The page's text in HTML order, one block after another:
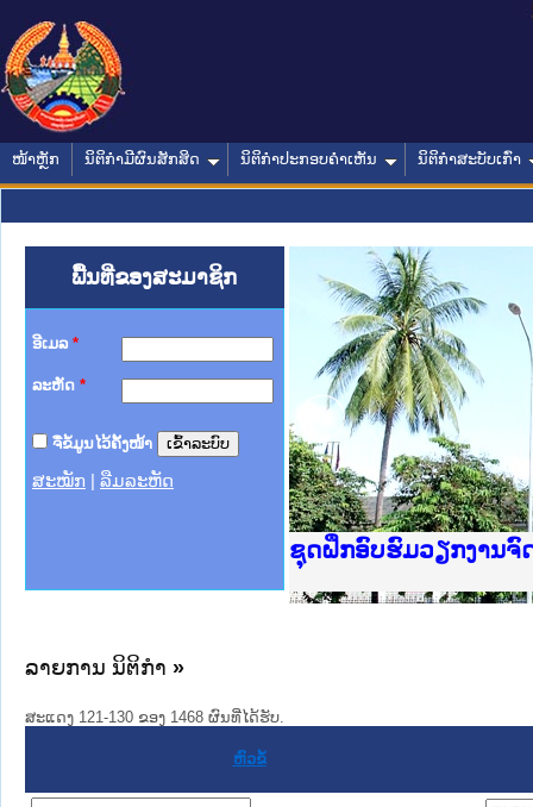
ໜ້າຫຼັກ ນິຕິກໍາມີຜົນສັກສິດ ນິຕິກໍາປະກອບຄໍາເຫັນ ນິຕິກໍາສະບັບເກົ່າ
ພື້ນທີ່ຂອງສະມາຊິກ
ອີເມລ *
ລະຫັດ *
ຈື່ຂໍ້ມູນໄວ້ຄັ້ງໜ້າ
ສະໝັກ ລືມລະຫັດ
Ministry of Justice
ເຜີຍແຜ່ວັບໄຊຈົດໝາຍເ
ກະຊວງຍຸຕິທຳ
ຊຸດຝຶກອົບຮົມວຽກງານຈົ
ກອງປະຊຸມທົບທວນຄືນກ
ຝຶກອົບຮົມ ຜູ່ປະສານງາ
ຝຶກອົບຮົມ ຜູ່ປະສານງາ
ເຜີຍແຜ່ແອັບກົດໝາຍລາ
ເຜີຍແຜ່ແອັບກົດໝາຍລາ
ຍົກລະດັບວຽກງານຈົດໝ
ຊຸດຝຶກອົບຮົມວຽກງານຈົ
ລາຍການ ນິຕິກໍາ »
ສະແດງ 121-130 ຂອງ 1468 ຜົນທີ່ໄດ້ຮັບ.
ຫົວຂໍ້